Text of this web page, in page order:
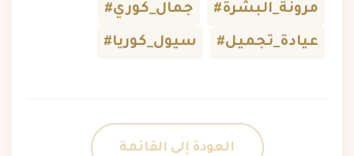
#مرونة_البشرة #جمال_كوري
#عيادة_تجميل #سيول_كوريا
العودة إلى القائمة